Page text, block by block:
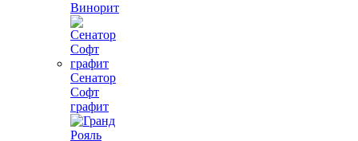
Винорит
Сенатор
Софт
графит